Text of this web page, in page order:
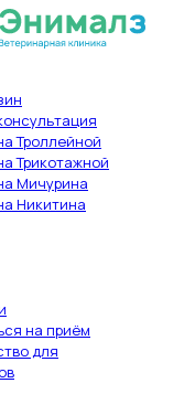
Троллейной
Трикотажной
Мичурина
Никитина
на приём
для